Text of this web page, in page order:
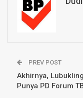
PREV POST
Akhirnya,
Punya PD Forum